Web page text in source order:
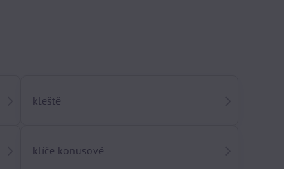
kleště
klíče konusové